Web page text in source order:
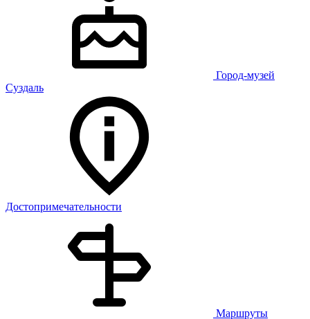
Город-музей
Суздаль
Достопримечательности
Маршруты